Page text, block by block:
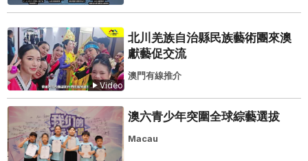
Video
北川羌族自治縣民族藝術團來澳
獻藝促交流
澳門有線推介
澳六青少年突圍全球綜藝選拔
Macau